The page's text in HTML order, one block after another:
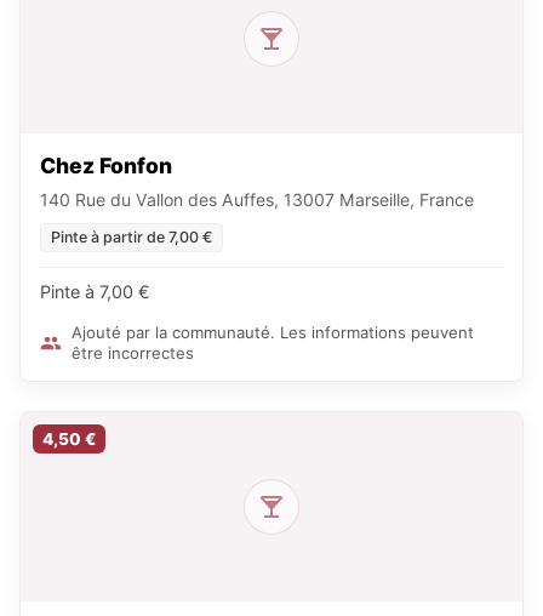
Chez Fonfon
140 Rue du Vallon des Auffes, 13007 Marseille, France
Pinte à partir de 7,00 €
Pinte à 7,00 €
Ajouté par la communauté. Les informations peuvent
être incorrectes
4,50 €